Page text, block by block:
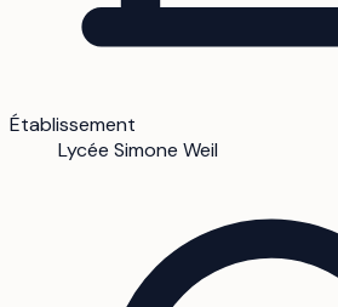
Établissement
Lycée Simone Weil